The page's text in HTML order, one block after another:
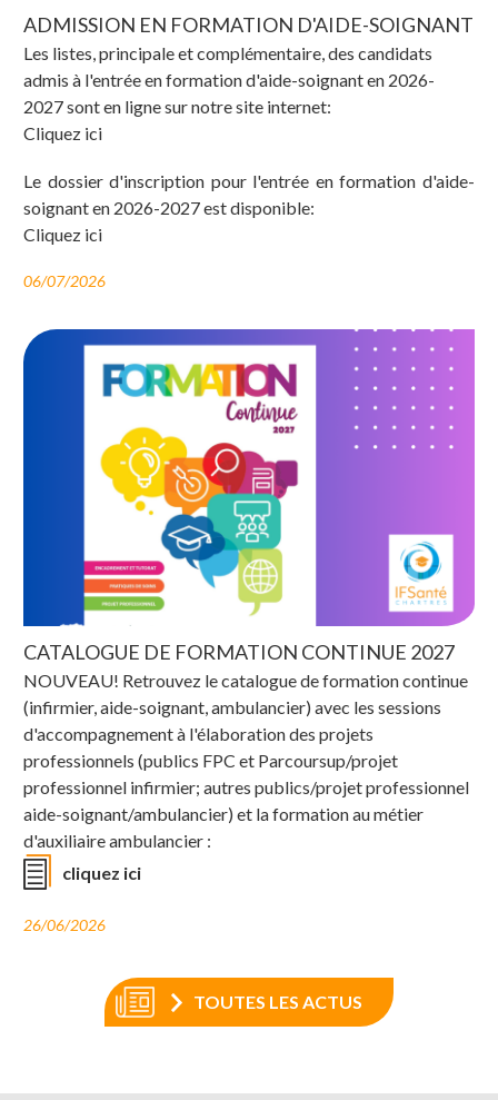
ADMISSION EN FORMATION D'AIDE-SOIGNANT
Les listes, principale et complémentaire, des candidats
admis à l'entrée en formation d'aide-soignant en 2026-
2027 sont en ligne sur notre site internet:
Cliquez ici
Le dossier d'inscription pour l'entrée en formation d'aide-
soignant en 2026-2027 est disponible:
Cliquez ici
06/07/2026
CATALOGUE DE FORMATION CONTINUE 2027
NOUVEAU! Retrouvez le catalogue de formation continue
(infirmier, aide-soignant, ambulancier) avec les sessions
d'accompagnement à l'élaboration des projets
professionnels (publics FPC et Parcoursup/projet
professionnel infirmier; autres publics/projet professionnel
aide-soignant/ambulancier) et la formation au métier
d'auxiliaire ambulancier :
cliquez ici
26/06/2026
TOUTES LES ACTUS